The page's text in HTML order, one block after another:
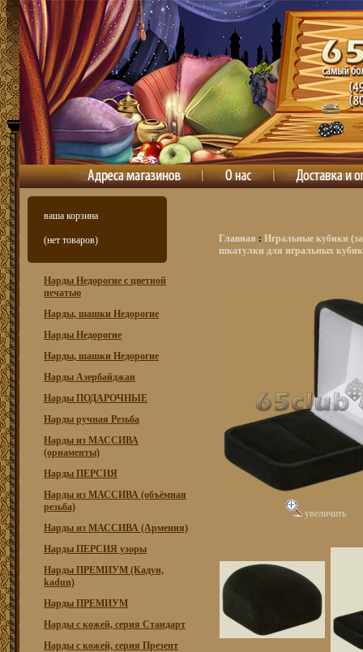
ваша корзина
(нет товаров)
Нарды Недорогие с цветной
печатью
Нарды, шашки Недорогие
Нарды Недорогие
Нарды, шашки Недорогие
Нарды Азербайджан
Нарды ПОДАРОЧНЫЕ
Нарды ручная Резьба
Нарды из МАССИВА
(орнаменты)
Нарды ПЕРСИЯ
Нарды из МАССИВА (объёмная
резьба)
Нарды из МАССИВА (Армения)
Нарды ПЕРСИЯ узоры
Нарды ПРЕМИУМ (Кадун,
kadun)
Нарды ПРЕМИУМ
Нарды с кожей, серия Стандарт
Нарды с кожей, серия Презент
Главная : Игральные кубики
шкатулки для игральных
увеличить